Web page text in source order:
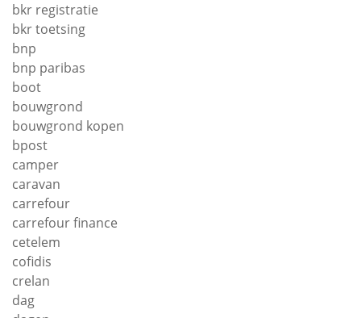
bkr registratie
bkr toetsing
bnp
bnp paribas
boot
bouwgrond
bouwgrond kopen
bpost
camper
caravan
carrefour
carrefour finance
cetelem
cofidis
crelan
dag